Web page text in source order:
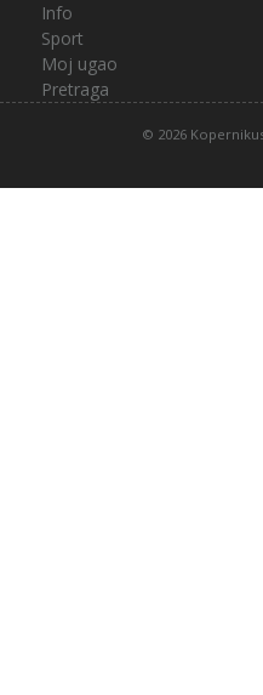
Info
Sport
Moj ugao
Pretraga
© 2026